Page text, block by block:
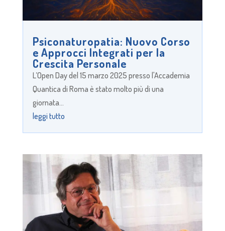
Psiconaturopatia: Nuovo Corso
e Approcci Integrati per la
Crescita Personale
L’Open Day del 15 marzo 2025 presso l'Accademia
Quantica di Roma è stato molto più di una
giornata...
leggi tutto